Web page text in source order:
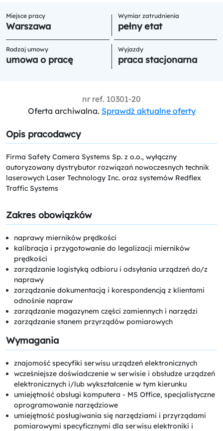
Miejsce pracy
Warszawa
Wymiar zatrudnienia
pełny etat
Rodzaj umowy
umowa o pracę
Wyjazdy
praca stacjonarna
nr ref. 10301-20
Oferta archiwalna. Sprawdź aktualne oferty
Opis pracodawcy
Firma Safety Camera Systems Sp. z o.o., wyłączny
autoryzowany dystrybutor rozwiązań nowoczesnych technik
laserowych Laser Technology Inc. oraz systemów Redflex
Traffic Systems
Zakres obowiązków
naprawy mierników prędkości
kalibracja i przygotowanie do legalizacji mierników
prędkości
zarządzanie logistyką odbioru i odsyłania urządzeń do/z
naprawy
zarządzanie dokumentacją i korespondencją z klientami
odnośnie napraw
zarządzanie magazynem części zamiennych i narzędzi
zarządzanie stanem przyrządów pomiarowych
Wymagania
znajomość specyfiki serwisu urządzeń elektronicznych
wcześniejsze doświadczenie w serwisie i obsłudze urządzeń
elektronicznych i/lub wykształcenie w tym kierunku
umiejętność obsługi komputera - MS Office, specjalistyczne
oprogramowanie narzędziowe
umiejętność posługiwania się narzędziami i przyrządami
pomiarowymi specyficznymi dla serwisu elektroniki i